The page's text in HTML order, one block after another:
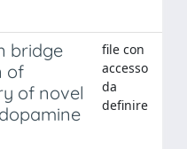
bridge
of
of novel
file con
accesso
da
definire